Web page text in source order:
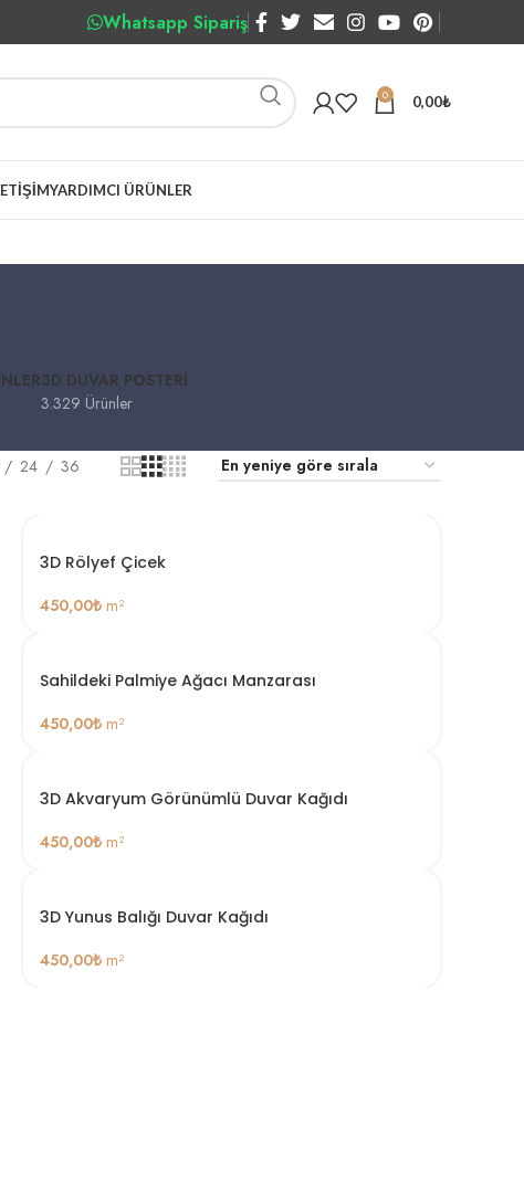
Whatsapp Sipariş
0 0,00₺
YARDIMCI ÜRÜNLER
3D DUVAR POSTERI
3.329 Ürünler
24 36
3D Rölyef Çicek
450,00₺m²
Sahildeki Palmiye Ağacı Manzarası
450,00₺m²
3D Akvaryum Görünümlü Duvar Kağıdı
450,00₺m²
3D Yunus Balığı Duvar Kağıdı
450,00₺m²